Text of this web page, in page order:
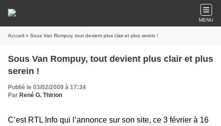
MENU
Accueil » Sous Van Rompuy, tout devient plus clair et plus serein !
Sous Van Rompuy, tout devient plus clair et plus
serein !
Publié le 03/02/2009 à 17:34
Par René G. Thirion
C’est RTL Info qui l’annonce sur son site, ce 3 février à 16